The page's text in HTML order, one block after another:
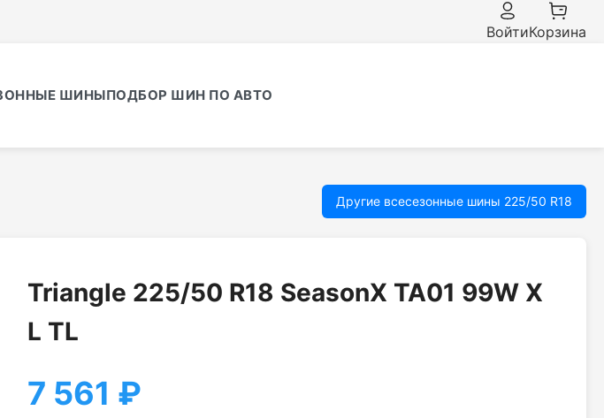
ВойтиКорзина
ШИНЫПОДБОР ШИН ПО АВТО
Другие всесезонные шины 225/50 R18
Triangle 225/50 R18 SeasonX TA01 99W X
L TL
7 561 ₽